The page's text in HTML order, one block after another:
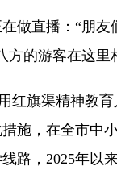
直播：“朋友
的游客在这里
旗渠精神教
施，在全市中
，2025年以